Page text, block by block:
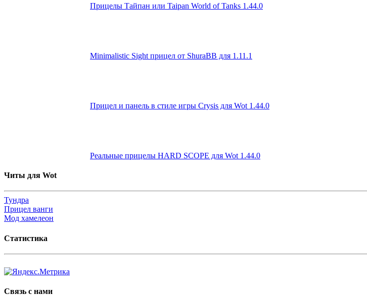
Прицелы Тайпан или Taipan World of Tanks 1.44.0
Minimalistic Sight прицел от ShuraBB для 1.11.1
Прицел и панель в стиле игры Crysis для Wot 1.44.0
Реальные прицелы HARD SCOPE для Wot 1.44.0
Читы для Wot
Тундра
Прицел ванги
Мод хамелеон
Статистика
Связь с нами